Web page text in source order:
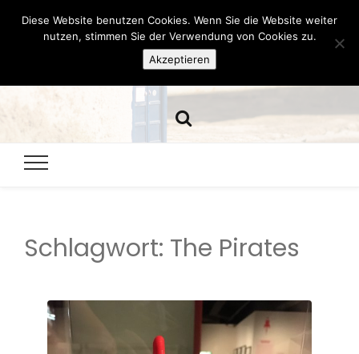
Hazamelistan
Schlagwort: The Pirates
Diese Website benutzen Cookies. Wenn Sie die Website weiter
nutzen, stimmen Sie der Verwendung von Cookies zu.
Akzeptieren